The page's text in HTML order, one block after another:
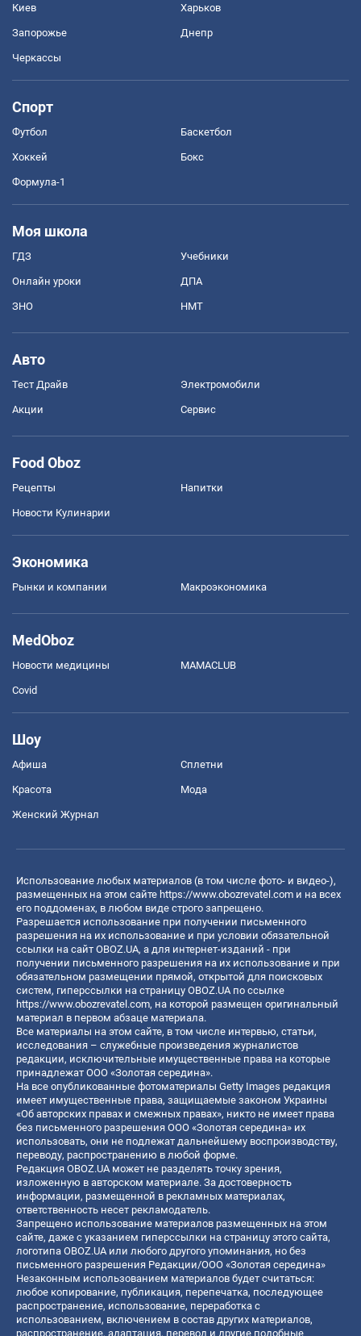
Киев Харьков
Запорожье Днепр
Черкассы
Спорт
Футбол Баскетбол
Хоккей Бокс
Формула-1
Моя школа
ГДЗ Учебники
Онлайн уроки ДПА
ЗНО НМТ
Авто
Тест Драйв Электромобили
Акции Сервис
Food Oboz
Рецепты Напитки
Новости Кулинарии
Экономика
Рынки и компании Mакроэкономика
MedOboz
Новости медицины MAMACLUB
Covid
Шоу
Афиша Сплетни
Красота Мода
Женский Журнал
Использование любых материалов (в том числе фото- и видео-),
размещенных на этом сайте https://www.obozrevatel.com и на всех
его поддоменах, в любом виде строго запрещено.
Разрешается использование при получении письменного
разрешения на их использование и при условии обязательной
ссылки на сайт OBOZ.UA, а для интернет-изданий - при
получении письменного разрешения на их использование и при
обязательном размещении прямой, открытой для поисковых
систем, гиперссылки на страницу OBOZ.UA по ссылке
https://www.obozrevatel.com, на которой размещен оригинальный
материал в первом абзаце материала.
Все материалы на этом сайте, в том числе интервью, статьи,
исследования – служебные произведения журналистов
редакции, исключительные имущественные права на которые
принадлежат ООО «Золотая середина».
На все опубликованные фотоматериалы Getty Images редакция
имеет имущественные права, защищаемые законом Украины
«Об авторских правах и смежных правах», никто не имеет права
без письменного разрешения ООО «Золотая середина» их
использовать, они не подлежат дальнейшему воспроизводству,
переводу, распространению в любой форме.
Редакция OBOZ.UA может не разделять точку зрения,
изложенную в авторском материале. За достоверность
информации, размещенной в рекламных материалах,
ответственность несет рекламодатель.
Запрещено использование материалов размещенных на этом
сайте, даже с указанием гиперссылки на страницу этого сайта,
логотипа OBOZ.UA или любого другого упоминания, но без
письменного разрешения Редакции/ООО «Золотая середина»
Незаконным использованием материалов будет считаться:
любое копирование, публикация, перепечатка, последующее
распространение, использование, переработка с
использованием, включением в состав других материалов,
распространение, адаптация, перевод и другие подобные